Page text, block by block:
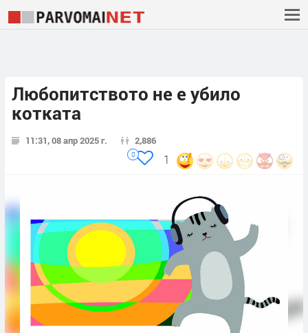
Любопитството не е убило
котката
11:31, 08 апр 2025 г. 2,886
1
0